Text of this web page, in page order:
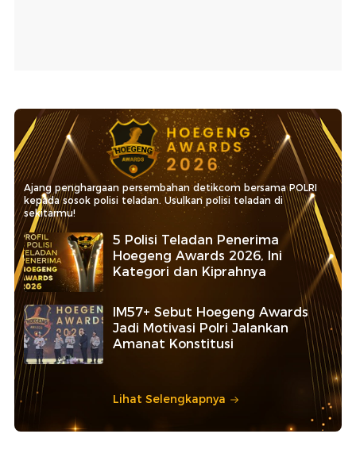
Ajang penghargaan persembahan detikcom bersama POLRI
kepada sosok polisi teladan. Usulkan polisi teladan di
sekitarmu!
5 Polisi Teladan Penerima
Hoegeng Awards 2026, Ini
Kategori dan Kiprahnya
IM57+ Sebut Hoegeng Awards
Jadi Motivasi Polri Jalankan
Amanat Konstitusi
Lihat Selengkapnya